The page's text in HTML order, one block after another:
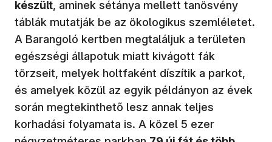
készült, aminek sétánya mellett tanösvény
táblák mutatják be az ökologikus szemléletet.
A Barangoló kertben megtaláljuk a területen
egészségi állapotuk miatt kivágott fák
törzseit, melyek holtfaként díszítik a parkot,
és amelyek közül az egyik példányon az évek
során megtekinthető lesz annak teljes
korhadási folyamata is. A közel 5 ezer